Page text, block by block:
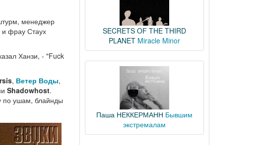
менеджер
и фрау Стаух
Ханзи, - "Fuck
, Ветер Воды,
Shadowhost.
по ушам, блайнды
SECRETS OF THE THIRD
PLANET Miracle Minor
Паша НЕККЕРМАНН Бывшим
экстремалам